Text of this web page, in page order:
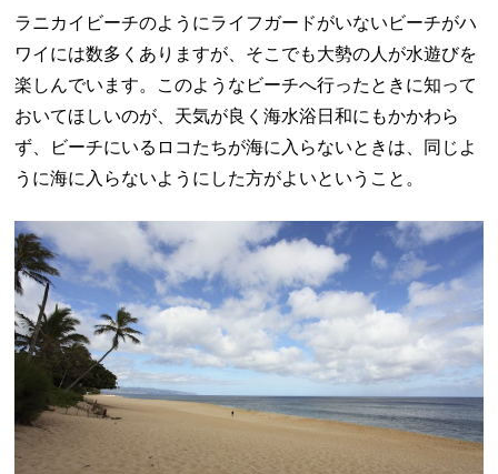
ラニカイビーチのようにライフガードがいないビーチがハ
ワイには数多くありますが、そこでも大勢の人が水遊びを
楽しんでいます。このようなビーチへ行ったときに知って
おいてほしいのが、天気が良く海水浴日和にもかかわら
ず、ビーチにいるロコたちが海に入らないときは、同じよ
うに海に入らないようにした方がよいということ。